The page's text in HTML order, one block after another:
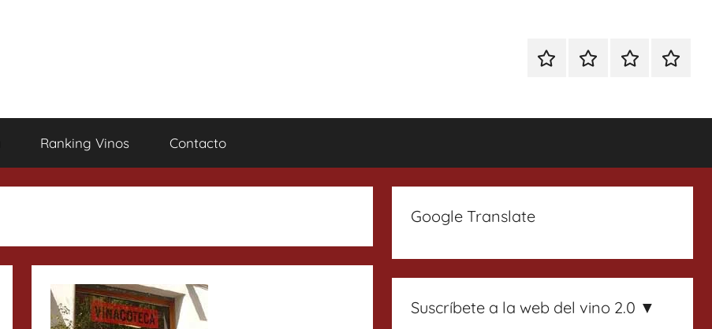
EspecialEnoturismoRanking
Ranking Vinos Contacto
Google Translate
Suscríbete a la web del vino 2.0 ▼